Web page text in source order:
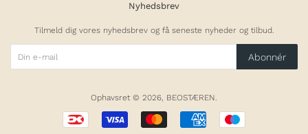
Nyhedsbrev
Tilmeld dig vores nyhedsbrev og få seneste nyheder og tilbud.
Abonnér
Ophavsret © 2026, BEOSTÆREN.
Betalingsikoner